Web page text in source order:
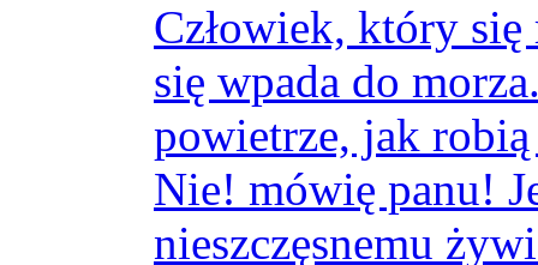
Człowiek, który
się wpada do
powietrze, jak
Nie! mówię panu!
nieszczęsnemu